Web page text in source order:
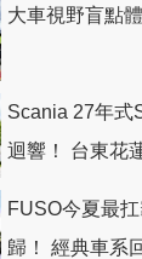
大車視野盲點
Scania 27年式
迴響！ 台東花
FUSO今夏最
歸！ 經典車系